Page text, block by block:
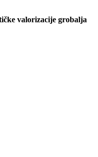
valorizacije grobalja